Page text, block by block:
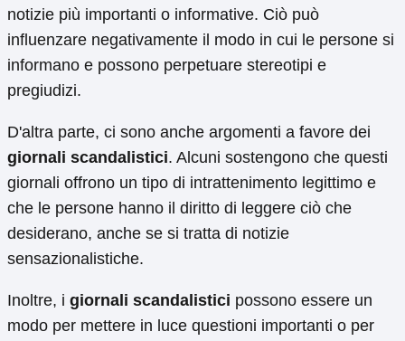
notizie più importanti o informative. Ciò può
influenzare negativamente il modo in cui le persone si
informano e possono perpetuare stereotipi e
pregiudizi.
D'altra parte, ci sono anche argomenti a favore dei
giornali scandalistici. Alcuni sostengono che questi
giornali offrono un tipo di intrattenimento legittimo e
che le persone hanno il diritto di leggere ciò che
desiderano, anche se si tratta di notizie
sensazionalistiche.
Inoltre, i giornali scandalistici possono essere un
modo per mettere in luce questioni importanti o per